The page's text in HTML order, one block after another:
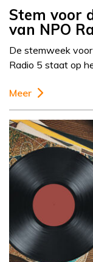
Stem voor
van NPO
De stemweek
Radio 5 staat op
Meer